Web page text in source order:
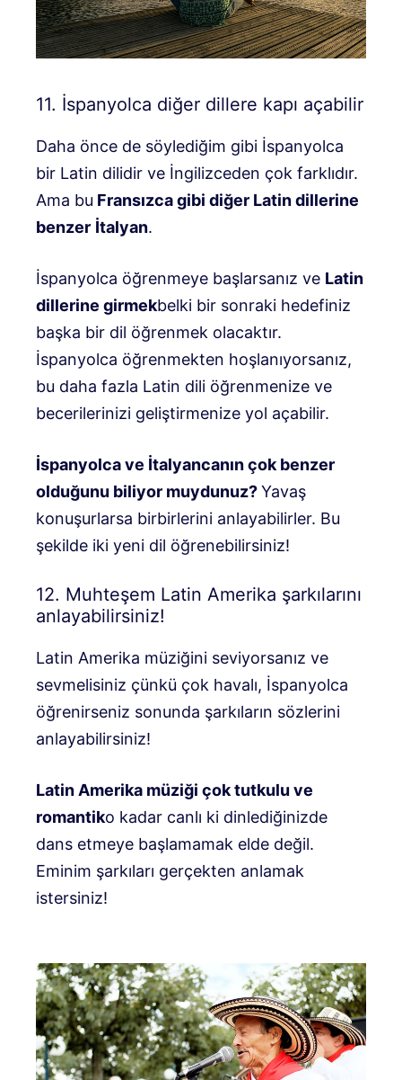
11. İspanyolca diğer dillere kapı açabilir
Daha önce de söylediğim gibi İspanyolca
bir Latin dilidir ve İngilizceden çok farklıdır.
Ama bu Fransızca gibi diğer Latin dillerine
benzer İtalyan.
İspanyolca öğrenmeye başlarsanız ve Latin
dillerine girmekbelki bir sonraki hedefiniz
başka bir dil öğrenmek olacaktır.
İspanyolca öğrenmekten hoşlanıyorsanız,
bu daha fazla Latin dili öğrenmenize ve
becerilerinizi geliştirmenize yol açabilir.
İspanyolca ve İtalyancanın çok benzer
olduğunu biliyor muydunuz?Yavaş
konuşurlarsa birbirlerini anlayabilirler. Bu
şekilde iki yeni dil öğrenebilirsiniz!
12. Muhteşem Latin Amerika şarkılarını
anlayabilirsiniz!
Latin Amerika müziğini seviyorsanız ve
sevmelisiniz çünkü çok havalı, İspanyolca
öğrenirseniz sonunda şarkıların sözlerini
anlayabilirsiniz!
Latin Amerika müziği çok tutkulu ve
romantiko kadar canlı ki dinlediğinizde
dans etmeye başlamamak elde değil.
Eminim şarkıları gerçekten anlamak
istersiniz!